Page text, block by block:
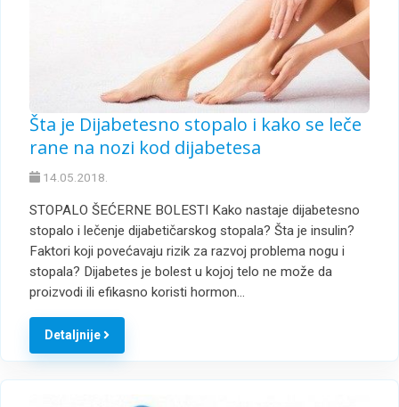
Šta je Dijabetesno stopalo i kako se leče
rane na nozi kod dijabetesa
14.05.2018.
STOPALO ŠEĆERNE BOLESTI Kako nastaje dijabetesno
stopalo i lečenje dijabetičarskog stopala? Šta je insulin?
Faktori koji povećavaju rizik za razvoj problema nogu i
stopala? Dijabetes je bolest u kojoj telo ne može da
proizvodi ili efikasno koristi hormon…
Detaljnije